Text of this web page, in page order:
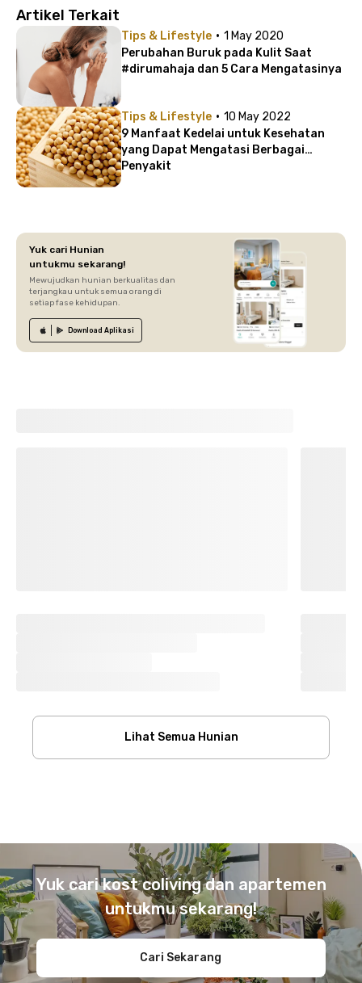
Artikel Terkait
Tips & Lifestyle · 1 May 2020
Perubahan Buruk pada Kulit Saat
#dirumahaja dan 5 Cara Mengatasinya
Tips & Lifestyle · 10 May 2022
9 Manfaat Kedelai untuk Kesehatan
yang Dapat Mengatasi Berbagai
Penyakit
Yuk cari Hunian
untukmu sekarang!
Mewujudkan hunian berkualitas dan
terjangkau untuk semua orang di
setiap fase kehidupan.
Download Aplikasi
Lihat Semua Hunian
Yuk cari kost coliving dan apartemen
untukmu sekarang!
Cari Sekarang